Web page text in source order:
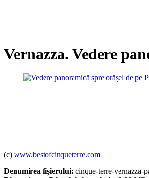
Vernazza. Vedere
(c) www.bestofcinqueterre.com
Denumirea fișierului: cinque-terre-vernazza-